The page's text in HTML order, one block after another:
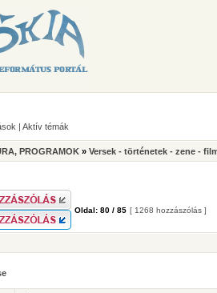
| Aktív témák
PROGRAMOK » Versek - történetek - zene -
Oldal: 80 / 85 [ 1268 hozzászólás ]